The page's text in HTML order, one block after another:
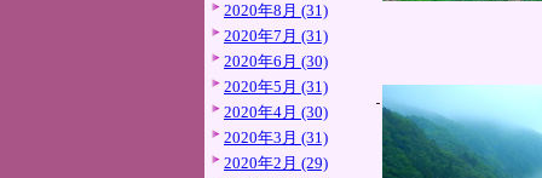
2020年8月 (31)
2020年7月 (31)
2020年6月 (30)
2020年5月 (31)
2020年4月 (30)
2020年3月 (31)
2020年2月 (29)